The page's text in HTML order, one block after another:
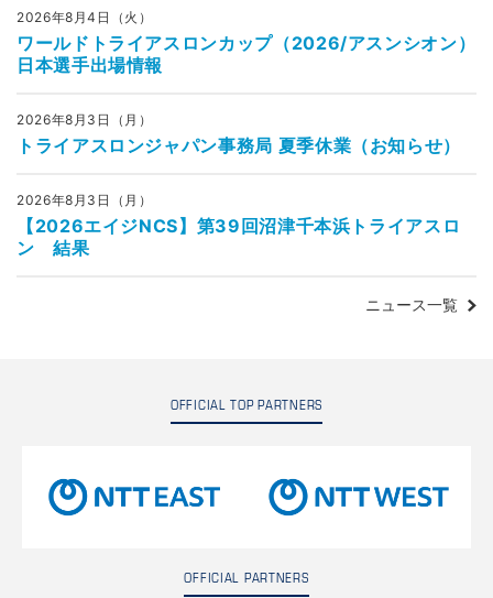
2026年8月4日（火）
ワールドトライアスロンカップ（2026/アスンシオン）
日本選手出場情報
2026年8月3日（月）
トライアスロンジャパン事務局 夏季休業（お知らせ）
2026年8月3日（月）
【2026エイジNCS】第39回沼津千本浜トライアスロ
ン 結果
ニュース一覧
OFFICIAL TOP PARTNERS
OFFICIAL PARTNERS